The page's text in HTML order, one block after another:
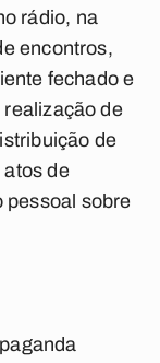
rádio, na
encontros,
fechado e
de
de
de
pessoal sobre